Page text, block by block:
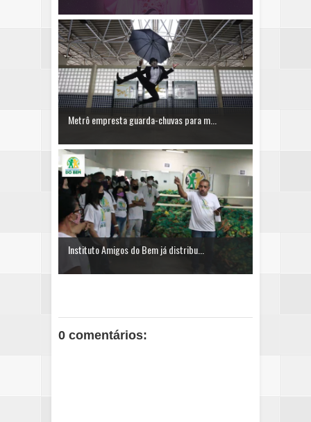
Metrô empresta guarda-chuvas para m...
Instituto Amigos do Bem já distribu...
0 comentários: